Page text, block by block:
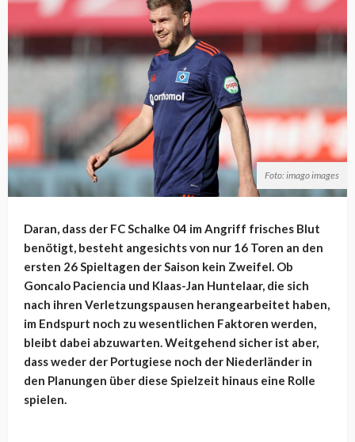
Foto: imago images
Daran, dass der FC Schalke 04 im Angriff frisches Blut
benötigt, besteht angesichts von nur 16 Toren an den
ersten 26 Spieltagen der Saison kein Zweifel. Ob
Goncalo Paciencia und Klaas-Jan Huntelaar, die sich
nach ihren Verletzungspausen herangearbeitet haben,
im Endspurt noch zu wesentlichen Faktoren werden,
bleibt dabei abzuwarten. Weitgehend sicher ist aber,
dass weder der Portugiese noch der Niederländer in
den Planungen über diese Spielzeit hinaus eine Rolle
spielen.